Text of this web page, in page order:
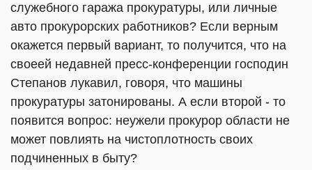
служебного гаража прокуратуры, или личные
авто прокурорских работников? Если верным
окажется первый вариант, то получится, что на
своеей недавней пресс-конференции господин
Степанов лукавил, говоря, что машины
прокуратуры затонированы. А если второй - то
появится вопрос: неужели прокурор области не
может повлиять на чистоплотность своих
подчиненных в быту?